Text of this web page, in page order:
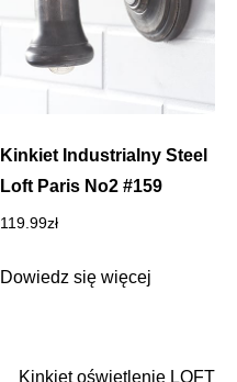
Kinkiet Industrialny Steel
Loft Paris No2 #159
119.99zł
Dowiedz się więcej
Kinkiet oświetlenie LOFT